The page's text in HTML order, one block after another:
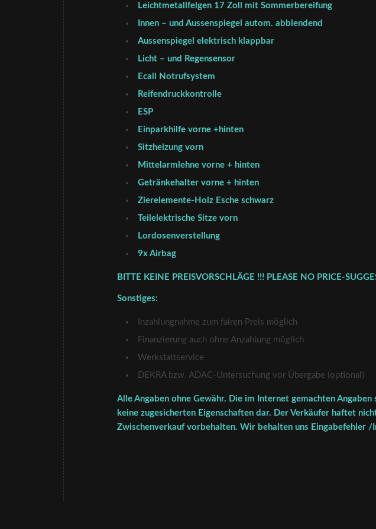
Leichtmetallfelgen 17 Zoll mit Sommerbereifung
Innen – und Aussenspiegel autom. abblendend
Aussenspiegel elektrisch klappbar
Licht – und Regensensor
Ecall Notrufsystem
Reifendruckkontrolle
ESP
Einparkhilfe vorne +hinten
Sitzheizung vorn
Mittelarmlehne vorne + hinten
Getränkehalter vorne + hinten
Zierelemente-Holz Esche schwarz
Teilelektrische Sitze vorn
Lordosenverstellung
9x Airbag
BITTE KEINE PREISVORSCHLÄGE !!! PLEASE NO PRICE-
Sonstiges:
Inzahlungnahme zum fairen Preis möglich
Finanzierung auch ohne Anzahlung möglich
Werkstattservice
DEKRA bzw. ADAC-Untersuchung vor Übergabe (optional)
Alle Angaben ohne Gewähr. Die im Internet gemachten
keine zugesicherten Eigenschaften dar. Der Verkäufer haftet
Zwischenverkauf vorbehalten. Wir behalten uns Eingabefehler /